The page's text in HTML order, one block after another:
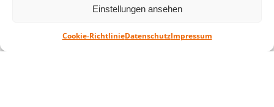
Einstellungen ansehen
Cookie-RichtlinieDatenschutzImpressum
Parken ist während des Ticketkaufs möglich.